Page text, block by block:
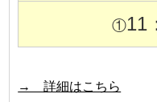
①11
→ 詳細はこちら